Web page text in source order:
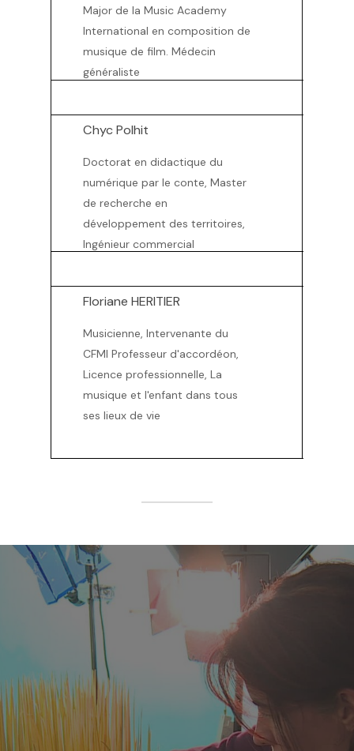
Major de la Music Academy
International en composition de
musique de film. Médecin
généraliste
Chyc Polhit
Doctorat en didactique du
numérique par le conte, Master
de recherche en
développement des territoires,
Ingénieur commercial
Floriane HERITIER
Musicienne, Intervenante du
CFMI Professeur d'accordéon,
Licence professionnelle, La
musique et l'enfant dans tous
ses lieux de vie
Projets récents